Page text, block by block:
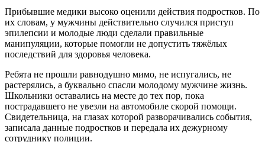
Прибывшие медики высоко оценили действия подростков. По
их словам, у мужчины действительно случился приступ
эпилепсии и молодые люди сделали правильные
манипуляции, которые помогли не допустить тяжёлых
последствий для здоровья человека.
Ребята не прошли равнодушно мимо, не испугались, не
растерялись, а буквально спасли молодому мужчине жизнь.
Школьники оставались на месте до тех пор, пока
пострадавшего не увезли на автомобиле скорой помощи.
Свидетельница, на глазах которой разворачивались события,
записала данные подростков и передала их дежурному
сотруднику полиции.